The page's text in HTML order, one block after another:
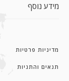
מידע נוסף
מדיניות פרטיות
תנאים והתניות